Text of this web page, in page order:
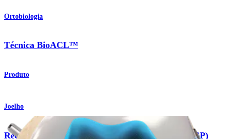
Ortobiologia
Técnica BioACL™
Produto
Joelho
Reconstrução do ligamento cruzado posterior (LCP)